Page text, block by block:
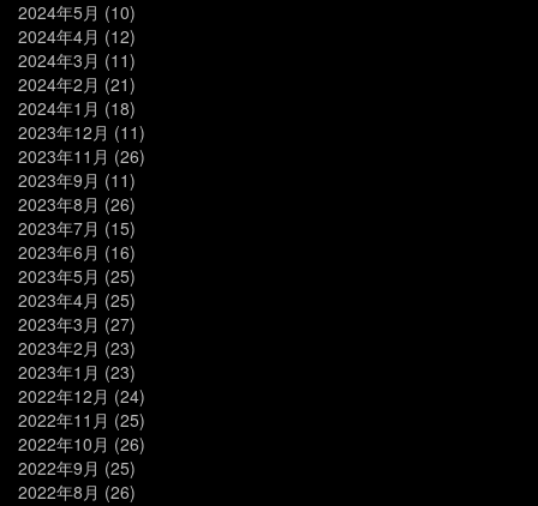
2024年5月 (10)
2024年4月 (12)
2024年3月 (11)
2024年2月 (21)
2024年1月 (18)
2023年12月 (11)
2023年11月 (26)
2023年9月 (11)
2023年8月 (26)
2023年7月 (15)
2023年6月 (16)
2023年5月 (25)
2023年4月 (25)
2023年3月 (27)
2023年2月 (23)
2023年1月 (23)
2022年12月 (24)
2022年11月 (25)
2022年10月 (26)
2022年9月 (25)
2022年8月 (26)